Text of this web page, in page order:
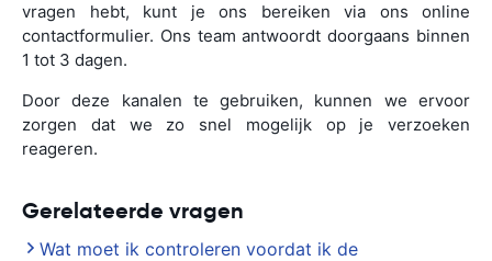
vragen hebt, kunt je ons bereiken via ons online
contactformulier. Ons team antwoordt doorgaans binnen
1 tot 3 dagen.
Door deze kanalen te gebruiken, kunnen we ervoor
zorgen dat we zo snel mogelijk op je verzoeken
reageren.
Gerelateerde vragen
Wat moet ik controleren voordat ik de